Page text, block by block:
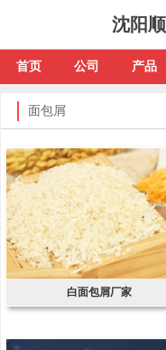
沈阳
首页 公司 产品
面包屑
白面包屑厂家